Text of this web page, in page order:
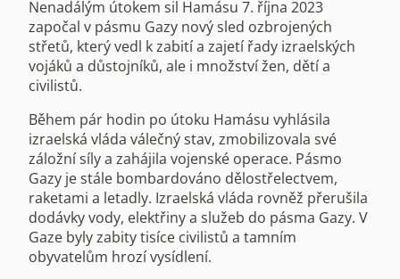
Nenadálým útokem sil Hamásu 7. října 2023
započal v pásmu Gazy nový sled ozbrojených
střetů, který vedl k zabití a zajetí řady izraelských
vojáků a důstojníků, ale i množství žen, dětí a
civilistů.
Během pár hodin po útoku Hamásu vyhlásila
izraelská vláda válečný stav, zmobilizovala své
záložní síly a zahájila vojenské operace. Pásmo
Gazy je stále bombardováno dělostřelectvem,
raketami a letadly. Izraelská vláda rovněž přerušila
dodávky vody, elektřiny a služeb do pásma Gazy. V
Gaze byly zabity tisíce civilistů a tamním
obyvatelům hrozí vysídlení.